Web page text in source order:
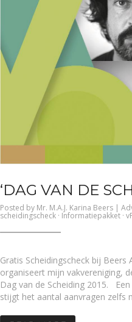
‘DAG VAN DE
Posted by Mr. M.A.J. Karina Beers |
scheidingscheck · Informatiepakket ·
Gratis Scheidingscheck bij
organiseert mijn vakvereniging,
Dag van de Scheiding 2015.
stijgt het aantal aanvragen zelfs